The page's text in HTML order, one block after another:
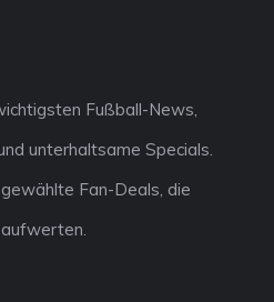
Fußball-News,
unterhaltsame Specials.
Fan-Deals, die